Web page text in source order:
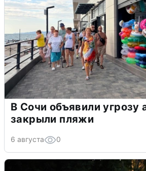
В Сочи объявили угрозу
закрыли пляжи
6 августа 0